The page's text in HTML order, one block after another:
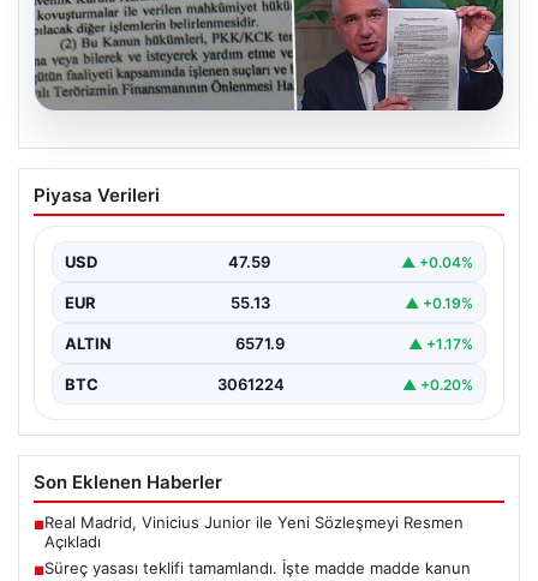
05.08.2026
Süreç yasası teklifi tamamlandı. İşte
madde madde kanun teklifi ve
Piyasa Verileri
USD 47.59 ▲ +0.04%
EUR 55.13 ▲ +0.19%
ALTIN 6571.9 ▲ +1.17%
BTC 3061224 ▲ +0.20%
Son Eklenen Haberler
■Real Madrid, Vinicius Junior ile Yeni Sözleşmeyi Resmen
Açıkladı
■Süreç yasası teklifi tamamlandı. İşte madde madde kanun